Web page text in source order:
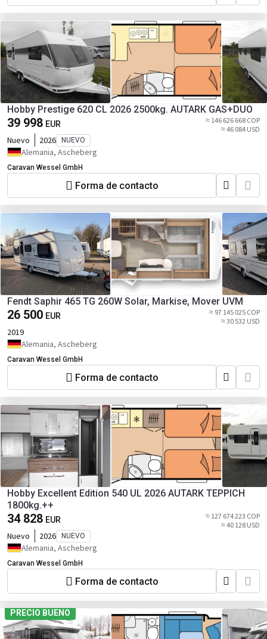
Hobby Prestige 620 CL 2026 2500kg. AUTARK GAS+DUO
39 998 EUR
≈ 146 626 668 COP
≈ 46 084 USD
Nuevo 2026 NUEVO
Alemania, Ascheberg
Caravan Wessel GmbH
Forma de contacto
Fendt Saphir 465 TG 260W Solar, Markise, Mover UVM
26 500 EUR
≈ 97 145 025 COP
≈ 30 532 USD
2019
Alemania, Ascheberg
Caravan Wessel GmbH
Forma de contacto
Hobby Excellent Edition 540 UL 2026 AUTARK TEPPICH
1800kg.++
34 828 EUR
≈ 127 674 223 COP
≈ 40 128 USD
Nuevo 2026 NUEVO
Alemania, Ascheberg
Caravan Wessel GmbH
Forma de contacto
PRECIO BUENO